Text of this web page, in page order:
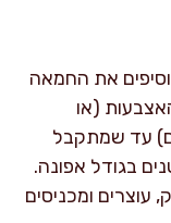
את החמאה
(או
עד שמתקבל
בגודל אפונה.
ומכניסים